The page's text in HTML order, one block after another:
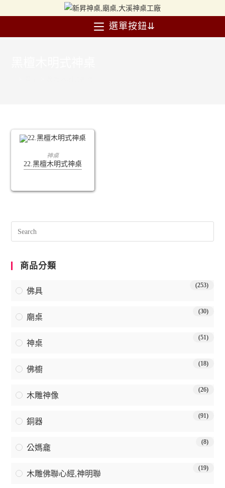
選單按鈕⇊
查看內容
神桌
22.黑檀木明式神桌
商品分類
佛具
(253)
廟桌
(30)
神桌
(51)
佛櫥
(18)
木雕神像
(26)
銅器
(91)
公媽龕
(8)
木雕佛聯心經,神明聯
(19)